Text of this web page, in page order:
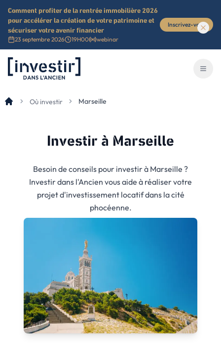
Comment profiter de la rentrée immobilière 2026
pour accélérer la création de votre patrimoine et
sécuriser votre avenir financier
23 septembre 2026 19H00 webinar
Inscrivez-vous
Investir dans l'ancien
Où investir Marseille
Investir à Marseille
Besoin de conseils pour investir à Marseille ?
Investir dans l'Ancien vous aide à réaliser votre
projet d'investissement locatif dans la cité
phocéenne.